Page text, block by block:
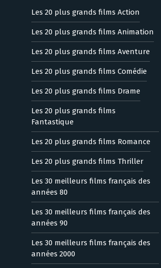
Les 20 plus grands films Action
Les 20 plus grands films Animation
Les 20 plus grands films Aventure
Les 20 plus grands films Comédie
Les 20 plus grands films Drame
Les 20 plus grands films
Fantastique
Les 20 plus grands films Romance
Les 20 plus grands films Thriller
Les 30 meilleurs films français des
années 80
Les 30 meilleurs films français des
années 90
Les 30 meilleurs films français des
années 2000